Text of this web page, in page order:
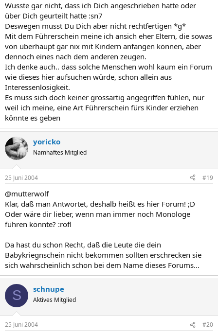
Wusste gar nicht, dass ich Dich angeschrieben hatte oder
über Dich geurteilt hatte :sn7
Deswegen musst Du Dich aber nicht rechtfertigen *g*
Mit dem Führerschein meine ich ansich eher Eltern, die sowas
von überhaupt gar nix mit Kindern anfangen können, aber
dennoch eines nach dem anderen zeugen.
Ich denke auch.. dass solche Menschen wohl kaum ein Forum
wie dieses hier aufsuchen würde, schon allein aus
Interessenlosigkeit.
Es muss sich doch keiner grossartig angegriffen fühlen, nur
weil ich meine, eine Art Führerschein fürs Kinder erziehen
könnte es geben
yoricko
Namhaftes Mitglied
25 Juni 2004 #19
@mutterwolf
Klar, daß man Antwortet, deshalb heißt es hier Forum! ;D
Oder wäre dir lieber, wenn man immer noch Monologe
führen könnte? :rofl
Da hast du schon Recht, daß die Leute die dein
Babykriegnschein nicht bekommen sollten erschrecken sie
sich wahrscheinlich schon bei dem Name dieses Forums...
S schnupe
Aktives Mitglied
25 Juni 2004 #20